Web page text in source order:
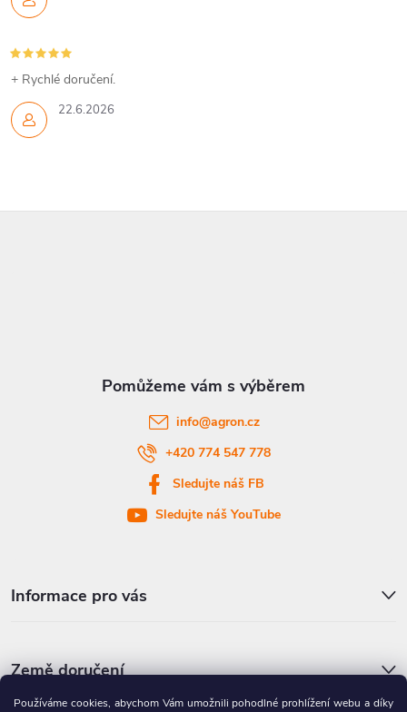
Používáme cookies, abychom Vám umožnili pohodlné prohlížení webu a díky
22.6.2026
+ Rychlé doručení.
Informace pro vás
Země doručení
info@agron.cz
+420 774 547 778
Sledujte náš FB
Sledujte náš YouTube